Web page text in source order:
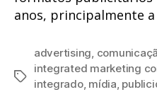
anos, principalmente
Tags
advertising,
integrated marketing
integrado, mídia,